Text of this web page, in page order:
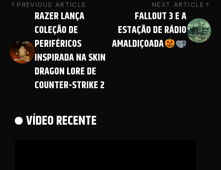
PREVIOUS ARTICLE
RAZER LANÇA
COLEÇÃO DE
PERIFÉRICOS
INSPIRADA NA SKIN
DRAGON LORE DE
COUNTER-STRIKE 2
NEXT ARTICLE
FALLOUT 3 E A
ESTAÇÃO DE RÁDIO
AMALDIÇOADA
VÍDEO RECENTE